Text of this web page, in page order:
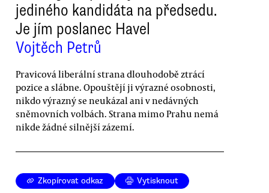
jediného kandidáta na předsedu.
Je jím poslanec Havel
Vojtěch Petrů
Pravicová liberální strana dlouhodobě ztrácí
pozice a slábne. Opouštějí ji výrazné osobnosti,
nikdo výrazný se neukázal ani v nedávných
sněmovních volbách. Strana mimo Prahu nemá
nikde žádné silnější zázemí.
Zkopírovat odkaz Vytisknout